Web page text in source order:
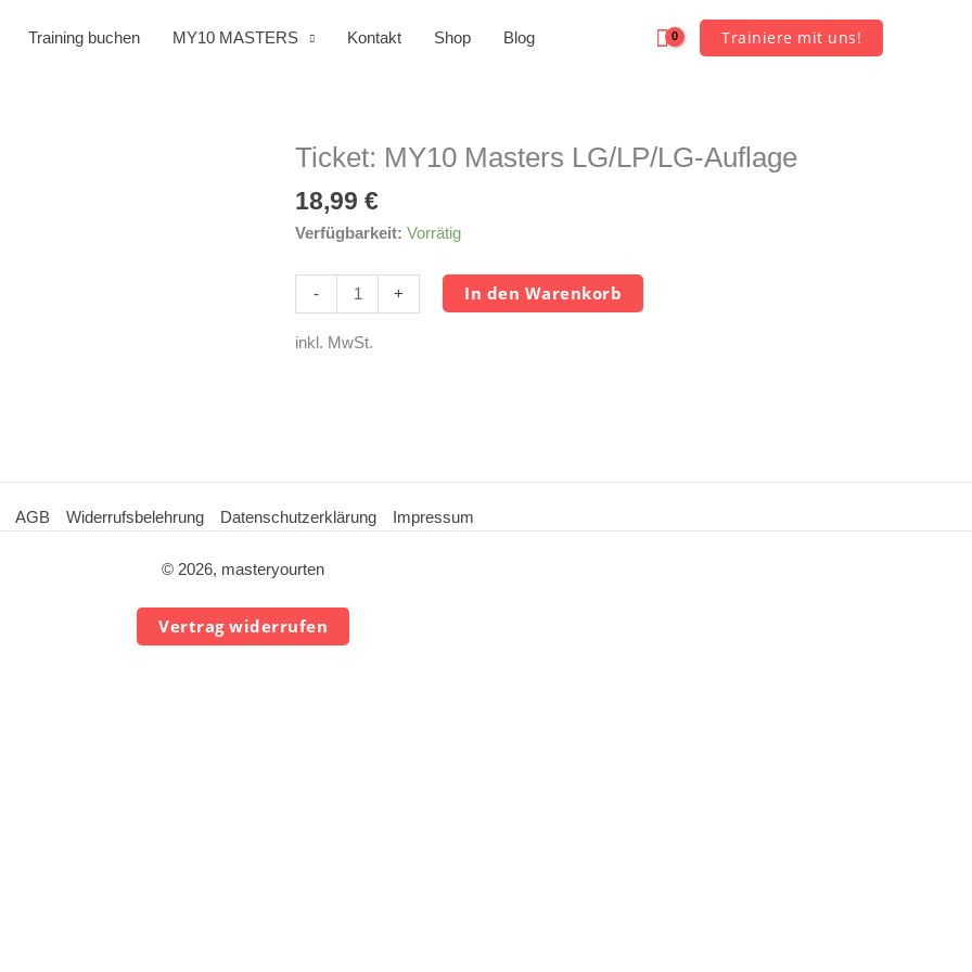
Training buchen MY10 MASTERS Kontakt Shop Blog Trainiere mit uns!
Ticket: MY10 Masters LG/LP/LG-Auflage
18,99 €
Verfügbarkeit: Vorrätig
-
Ticket:
Masters
LG/LP/LG-
+ In den Warenkorb
inkl. MwSt.
AGB Widerrufsbelehrung Datenschutzerklärung Impressum
© 2026, masteryourten
Vertrag widerrufen